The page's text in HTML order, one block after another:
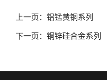
上一页： 铝锰黄铜系列
下一页： 铜锌硅合金系列